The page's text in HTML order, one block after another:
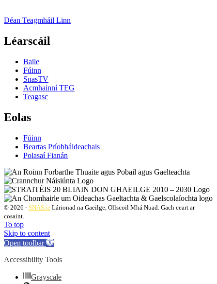
Déan Teagmháil Linn
Léarscáil
Baile
Fúinn
SnasTV
Acmhainní TEG
Teagasc
Eolas
Fúinn
Beartas Príobháideachais
Polasaí Fianán
© 2026 - SNAS.ie Lárionad na Gaeilge, Ollscoil Mhá Nuad. Gach ceart ar
cosaint.
To top
Skip to content
Open toolbar
Accessibility Tools
Grayscale